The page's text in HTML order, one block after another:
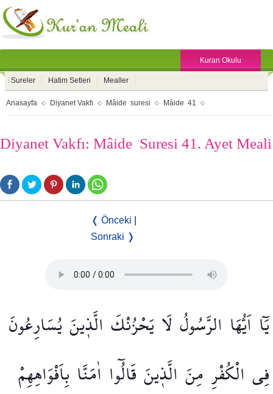
Kuran Okulu
Sureler Hatim Setleri Mealler
Anasayfa Diyanet Vakfı Mâide suresi Mâide 41
Diyanet Vakfı: Mâide Suresi 41. Ayet Meali
❬ Önceki
Sonraki ❭
يَٓا اَيُّهَا الرَّسُولُ لَا يَحْزُنْكَ الَّذ۪ينَيُسَارِعُونَ
فِي الْكُفْرِ مِنَ الَّذ۪ينَ قَالُٓوا اٰمَنَّا بِاَفْوَاهِهِمْ